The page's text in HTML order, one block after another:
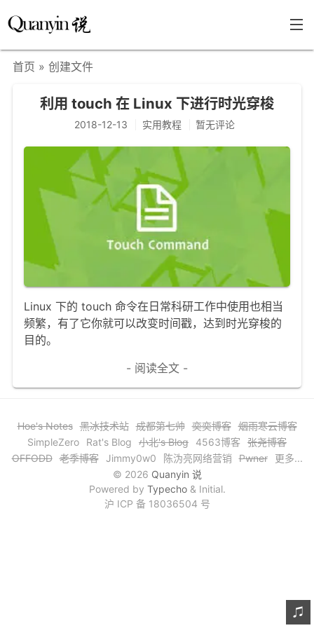
文章分类
学海泛舟
精华荟萃
福利共享
其他页面
关于
只言片语
文章归档
谷歌站内搜索
留言板
赞赏与支持
首页 » 创建文件
利用 touch 在 Linux 下进行时光穿梭
2018-12-13 实用教程 暂无评论
Linux 下的 touch 命令在日常科研工作中使用也相当
频繁，有了它你就可以改变时间戳，达到时光穿梭的
目的。
- 阅读全文 -
Hoe's Notes 黑冰技术站 成都第七帅 奕奕博客 烟雨寒云博客
SimpleZero
Rat's Blog 小北's Blog 4563博客
张尧博客
OFFODD 老季博客 Jimmy0w0 陈沩亮网络营销 Pwner
更多...
© 2026 Quanyin 说
Powered by Typecho& Initial.
沪 ICP 备 18036504 号